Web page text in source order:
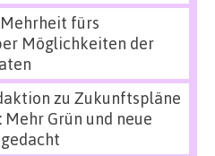
fürs
Möglichkeiten der
zu Zukunftspläne
Grün und neue